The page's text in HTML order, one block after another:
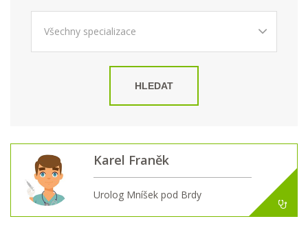
HLEDAT
Karel Franěk
Urolog Mníšek pod Brdy